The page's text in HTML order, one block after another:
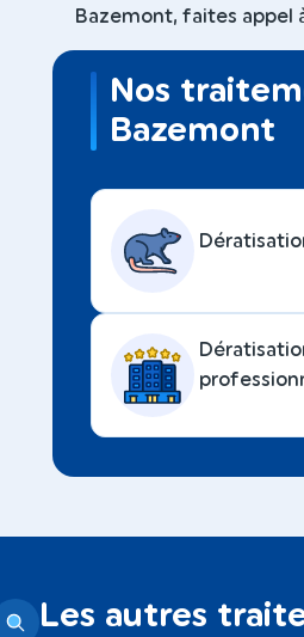
Bazemont, faites appel
Nos
Bazemont
Les autres